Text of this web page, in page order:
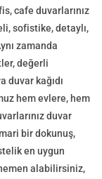
cafe duvarlarınız
sofistike, detaylı,
zamanda
değerli
duvar kağıdı
hem evlere, hem
duvar
bir dokunuş,
en uygun
alabilirsiniz,